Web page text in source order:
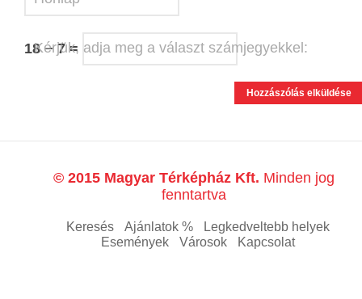
Kérjük, adja meg a választ számjegyekkel:
18 − 7 =
© 2015 Magyar Térképház Kft. Minden jog
fenntartva
Keresés Ajánlatok %
Legkedveltebb helyek
Események
Városok Kapcsolat